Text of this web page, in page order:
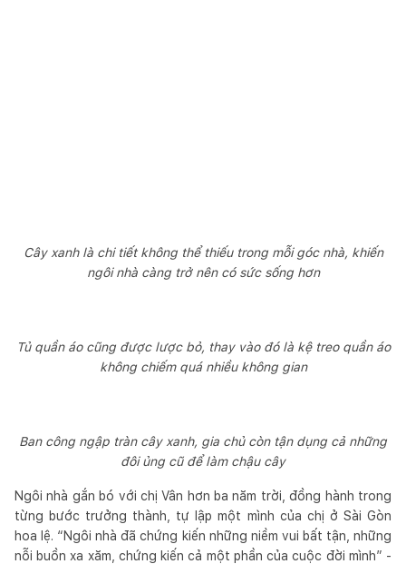
Cây xanh là chi tiết không thể thiếu trong mỗi góc nhà, khiến
ngôi nhà càng trở nên có sức sống hơn
Tủ quần áo cũng được lược bỏ, thay vào đó là kệ treo quần áo
không chiếm quá nhiều không gian
Ban công ngập tràn cây xanh, gia chủ còn tận dụng cả những
đôi ủng cũ để làm chậu cây
Ngôi nhà gắn bó với chị Vân hơn ba năm trời, đồng hành trong
từng bước trưởng thành, tự lập một mình của chị ở Sài Gòn
hoa lệ. “Ngôi nhà đã chứng kiến những niềm vui bất tận, những
nỗi buồn xa xăm, chứng kiến cả một phần của cuộc đời mình” -